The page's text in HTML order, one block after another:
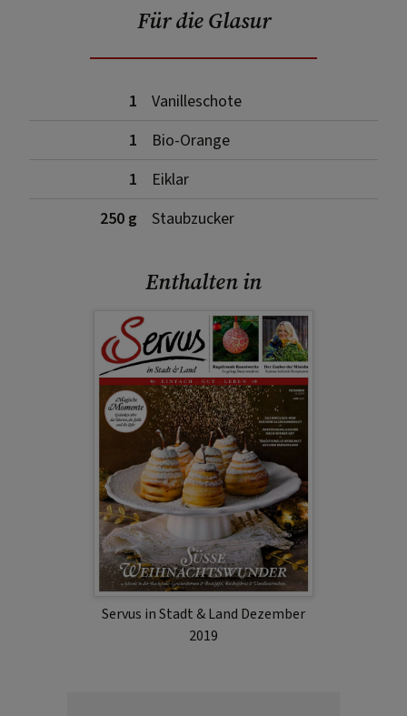
Für die Glasur
1
Vanilleschote
1
Bio-Orange
1
Eiklar
250 g
Staubzucker
Enthalten in
Servus in Stadt & Land Dezember
2019